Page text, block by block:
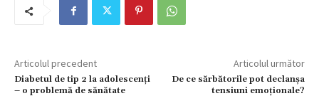
Articolul precedent
Diabetul de tip 2 la adolescenți
– o problemă de sănătate
Articolul următor
De ce sărbătorile pot declanșa
tensiuni emoționale?